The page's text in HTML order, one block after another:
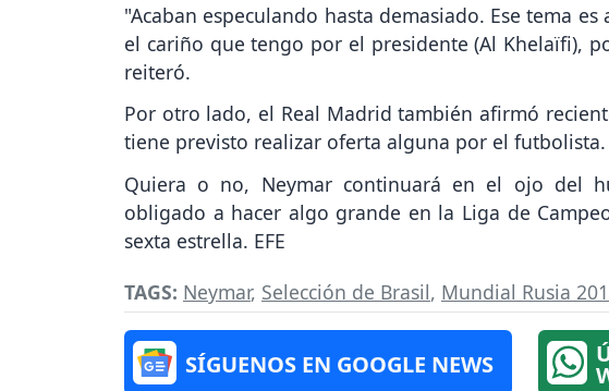
"Acaban especulando hasta demasiado. Ese tema
el cariño que tengo por el presidente (Al Khelaïfi),
reiteró.
Por otro lado, el Real Madrid también afirmó
tiene previsto realizar oferta alguna por el futbolista.
Quiera o no, Neymar continuará en el ojo del
obligado a hacer algo grande en la Liga de
sexta estrella. EFE
TAGS: Neymar, Selección de Brasil, Mundial Rusia
SÍGUENOS EN GOOGLE NEWS